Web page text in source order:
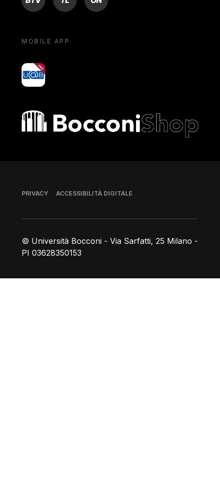
MOBILE APP
yoU@B
Bocconi shop
© Università Bocconi - Via Sarfatti, 25 Milano -
PI 03628350153
Piè di pagina
PRIVACY ACCESSIBILITÀ DIGITALE